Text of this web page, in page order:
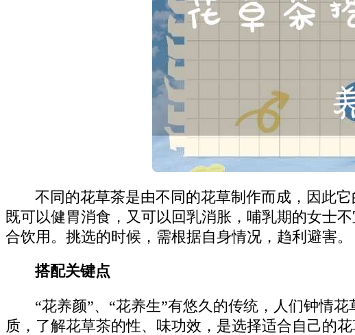
不同的花草茶是由不同的花草制作而成，因此
既可以健胃消食，又可以回乳消胀，哺乳期的女士
合饮用。挑选的时候，需根据自身情况，趋利避害。
搭配关键点
“花养颜”、“花养生”有悠久的传统，人们钟情
质，了解花草茶的性、味功效，是选择适合自己的